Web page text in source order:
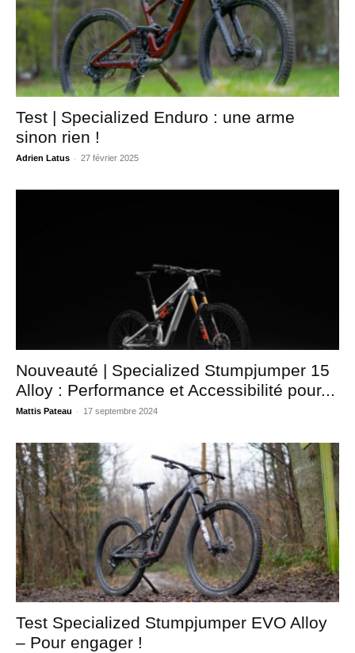
Test | Specialized Enduro : une arme
sinon rien !
Adrien Latus - 27 février 2025
Nouveauté | Specialized Stumpjumper 15
Alloy : Performance et Accessibilité pour...
Mattis Pateau - 17 septembre 2024
Test Specialized Stumpjumper EVO Alloy
– Pour engager !